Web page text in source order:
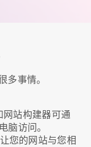
事情。
网站构建器可通
脑访问。
您的网站与您相